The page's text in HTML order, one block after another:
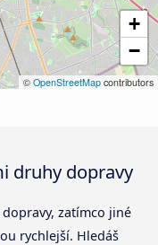
+
−
© OpenStreetMap contributors
druhy dopravy
zatímco jiné
rychlejší. Hledáš